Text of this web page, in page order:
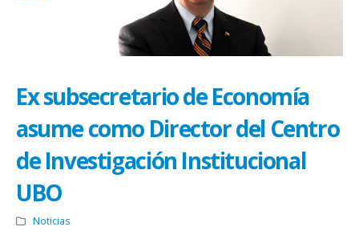
Ex subsecretario de Economía
asume como Director del Centro
de Investigación Institucional
UBO
Noticias